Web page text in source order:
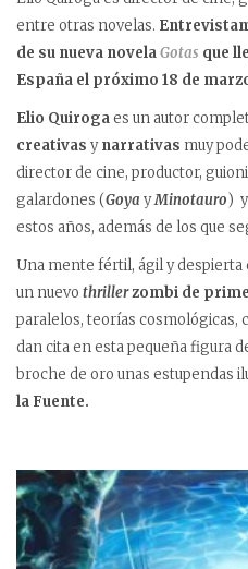
entre otras novelas.
de su nueva novelaGotas que
España el próximo 18 de
Elio Quirogaes un autor
creativas ynarrativas muy
director de cine, productor,
galardones (Goya yMinotauro)
estos años, además de los que
Una mente fértil, ágil y
un nuevo thrillerzombi de
paralelos, teorías cosmológicas,
dan cita en esta pequeña figura
broche de oro unas estupendas
la Fuente.